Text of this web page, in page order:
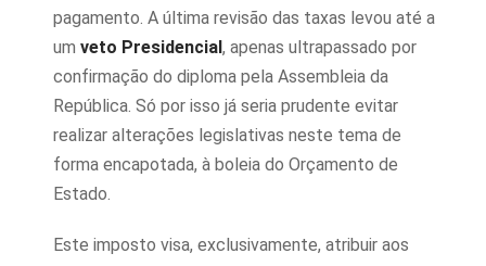
pagamento. A última revisão das taxas levou até a
um veto Presidencial, apenas ultrapassado por
confirmação do diploma pela Assembleia da
República. Só por isso já seria prudente evitar
realizar alterações legislativas neste tema de
forma encapotada, à boleia do Orçamento de
Estado.
Este imposto visa, exclusivamente, atribuir aos